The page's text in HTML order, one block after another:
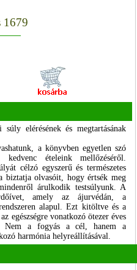
1679
elérésének és megtartásának
a könyvben egyetlen szó
kedvenc ételeink mellőzéséről.
célzó egyszerű és természetes
biztatja olvasóit, hogy értsék meg
árulkodik testsúlyunk. A
amely az ájurvédán, a
alapul. Ezt kitöltve és a
egészségre vonatkozó ötezer éves
Nem a fogyás a cél, hanem a
harmónia helyreállításával.